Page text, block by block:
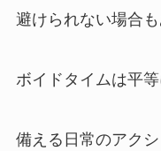
避けられない場合も
ボイドタイムは平等
備える日常のアク